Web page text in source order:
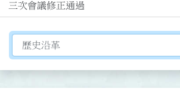
三次會議修正通過
切換選擇法規資訊內容